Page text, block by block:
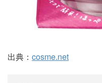
出典： cosme.net